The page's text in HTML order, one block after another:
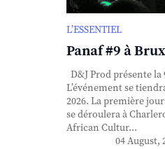
L’ESSENTIEL
Panaf #9 à
D&J Prod présente
L’événement se
2026. La première
se déroulera à
African Cultur...
04 August,